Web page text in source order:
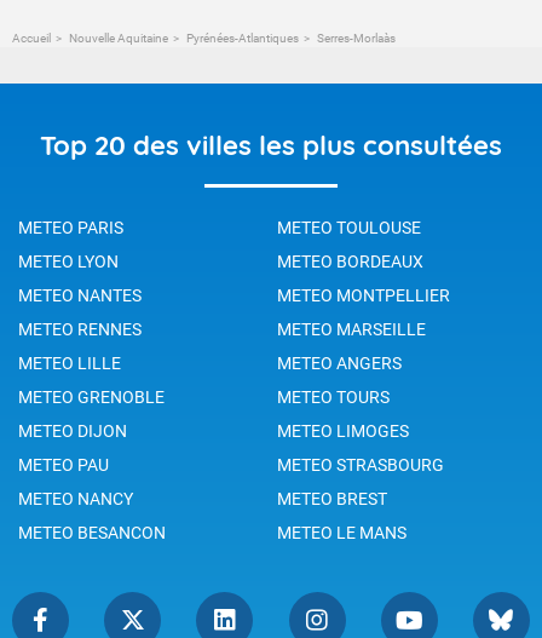
Accueil Nouvelle Aquitaine Pyrénées-Atlantiques Serres-Morlaàs
Top 20 des villes les plus consultées
METEO PARIS
METEO TOULOUSE
METEO LYON
METEO BORDEAUX
METEO NANTES
METEO MONTPELLIER
METEO RENNES
METEO MARSEILLE
METEO LILLE
METEO ANGERS
METEO GRENOBLE
METEO TOURS
METEO DIJON
METEO LIMOGES
METEO PAU
METEO STRASBOURG
METEO NANCY
METEO BREST
METEO BESANCON
METEO LE MANS